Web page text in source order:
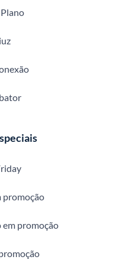
promoção
em promoção